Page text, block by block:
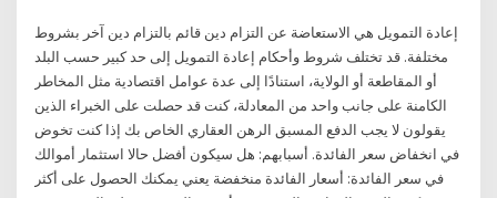
إعادة التمويل هي الاستعاضة عن التزام دين قائم بالتزام دين آخر بشروط
مختلفة. قد تختلف شروط وأحكام إعادة التمويل إلى حد كبير حسب البلد
أو المقاطعة أو الولاية، استنادًا إلى عدة عوامل اقتصادية مثل المخاطر
الكامنة على جانب واحد من المعادلة، كنت قد حصلت على الخبراء الذين
يقولون لا يجب الدفع المسبق الرهن العقاري الخاص بك إذا كنت تخوض
في انخفاض سعر الفائدة. أسبابهم: هل سيكون أفضل حالا استثمار أموالك
في سعر الفائدة: أسعار الفائدة منخفضة يعني يمكنك الحصول على أكثر